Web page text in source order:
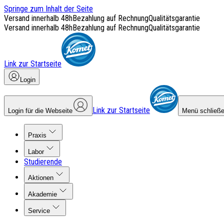
Springe zum Inhalt der Seite
Versand innerhalb 48hBezahlung auf RechnungQualitätsgarantie
Versand innerhalb 48hBezahlung auf RechnungQualitätsgarantie
Link zur Startseite
Login
Login für die Webseite Link zur Startseite Menü
Praxis
Labor
Studierende
Aktionen
Akademie
Service